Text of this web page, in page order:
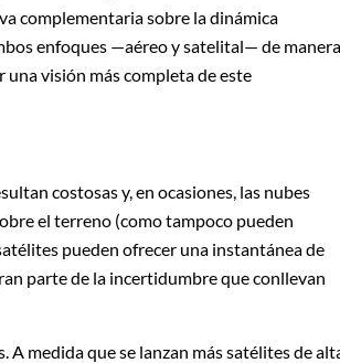
complementaria sobre la dinámica
enfoques —aéreo y satelital— de manera
visión más completa de este
costosas y, en ocasiones, las nubes
el terreno (como tampoco pueden
pueden ofrecer una instantánea de
parte de la incertidumbre que conllevan
A medida que se lanzan más satélites de